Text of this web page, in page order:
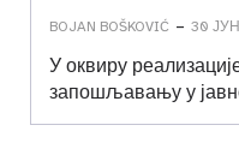
BOJAN BOŠKOVIĆ - 30
У оквиру
запошљавању у